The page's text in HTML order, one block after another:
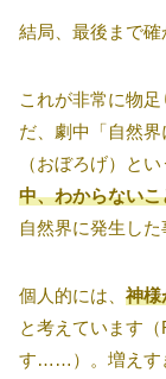
結局、最後まで確
これが非常に物
だ、劇中「自然界
（おぼろげ）と
中、わからない
自然界に発生した
個人的には、 神様
と考えています
す……）。増えす